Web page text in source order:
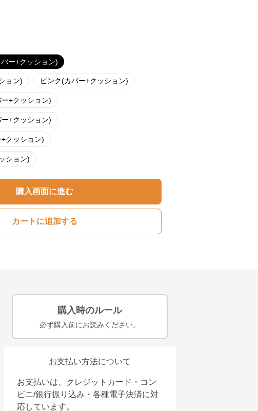
ー+クッション)
ョン) ピンク(カバー+クッション)
+クッション)
+クッション)
クッション)
ション)
購入画面に進む
カートに追加する
購入時のルール
必ず購入前にお読みください。
お支払い方法について
お支払いは、クレジットカード・コン
ビニ/銀行振り込み・各種電子決済に対
応しています。